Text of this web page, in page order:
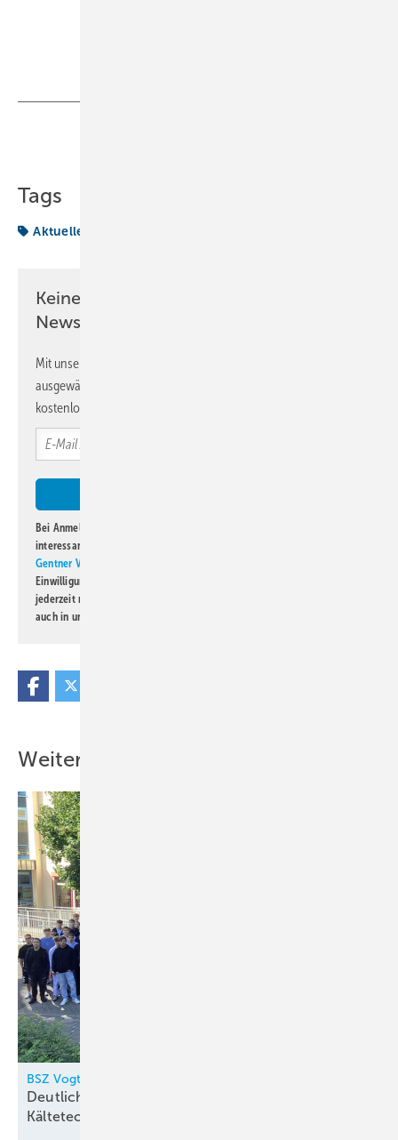
Tags
Aktuelles aus der Branche
Keine Zeit? Kein Problem mit dem KK
Newsletter!
Mit unserem Newsletter erhalten Sie regelmäßig von uns
ausgewählte Informationen und Neuigkeiten, gebündelt und
kostenlos direkt ins Postfach.
Bei Anmeldung zu diesem Newsletter bin ich damit einverstanden, über
interessante Verlags- und Online-Angebote
Gentner Verlag GmbH & Co. KG
Einwilligung kann ich jederzeit widerrufen und eine Abmeldung ist
jederzeit möglich. Informationen zum Umgang mit Daten finden Sie
auch in unserer
Weitere Inhalte
BSZ Vogtland
Deutlicher Zuwachs bei
Kältetechnik-Auszubildenden